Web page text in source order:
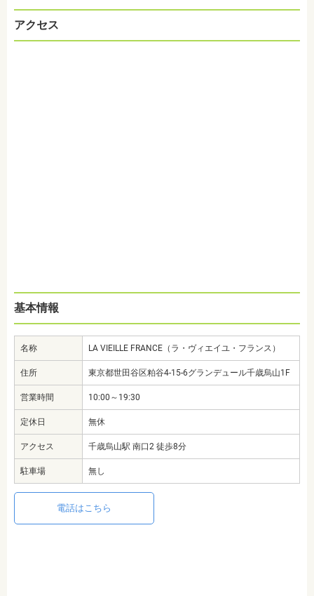
アクセス
基本情報
名称 LA VIEILLE FRANCE（ラ・ヴィエイユ・フランス）
住所 東京都世田谷区粕谷4-15-6グランデュール千歳烏山1F
営業時間 10:00～19:30
定休日 無休
アクセス 千歳烏山駅 南口2 徒歩8分
駐車場 無し
電話はこちら